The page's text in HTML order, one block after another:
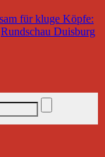
für kluge Köpfe:
Rundschau Duisburg